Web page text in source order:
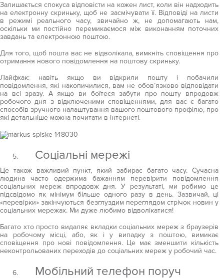
Залишається спокуса відповісти на кожен лист, коли він надходить
на електронну скриньку, щоб не засмічувати її. Відповіді на листи
в режимі реального часу, звичайно ж, не допомагають нам,
оскільки ми постійно перемикаємося між виконанням поточних
завдань та електронною поштою.
Для того, щоб пошта вас не відволікала, вимкніть сповіщення про
отримання нового повідомлення на поштову скриньку.
Лайфхак: навіть якщо ви відкрили пошту і побачили
повідомлення, які накопичилися, вам не обов’язково відповідати
на всі зразу. А якщо ви боїтеся забути про пошту впродовж
робочого дня з відключеними сповіщеннями, для вас є багато
способів зручного налаштування вашого поштового профілю, про
які детальніше можна почитати в інтернеті.
Соціальні мережі
Це також важливий пункт, який забирає багато часу. Сучасна
людина часто одержима бажанням перевірити повідомлення
соціальних мереж впродовж дня. У результаті, ми робимо це
підсвідомо як мінімум більше одного разу в день. Зазвичай, ці
«перевірки» закінчуються безглуздим переглядом стрічок новин у
соціальних мережах. Ми дуже любимо відволікатися!
Багато хто просто видаляє вкладки соціальних мереж з браузерів
на робочому місці, або, як і у випадку з поштою, вимикає
сповіщення про нові повідомлення. Це має зменшити кількість
неконтрольованих переходів до соціальних мереж у робочий час.
Мобільний телефон поруч